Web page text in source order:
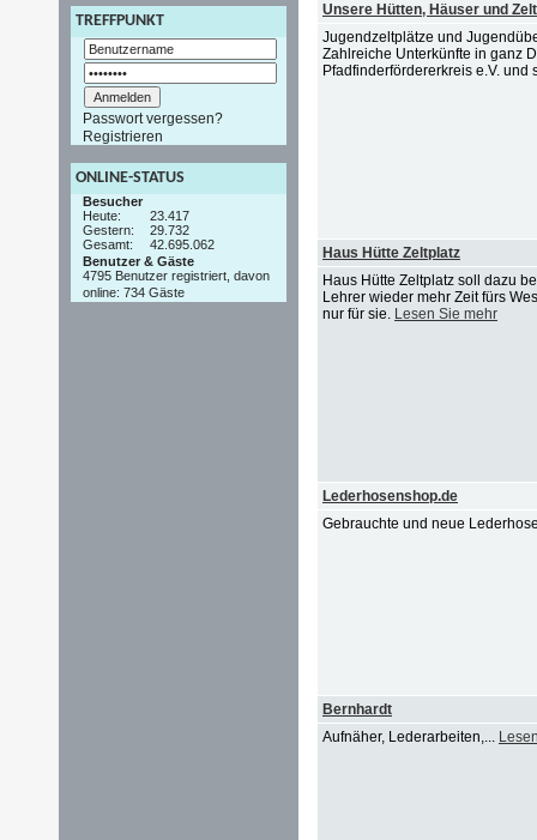
TREFFPUNKT
Passwort vergessen?
Registrieren
ONLINE-STATUS
Besucher
Heute:
23.417
Gestern:
29.732
Gesamt:
42.695.062
Benutzer & Gäste
4795 Benutzer registriert, davon
online: 734 Gäste
Unsere Hütten, Häuser und
Jugendzeltplätze und
Zahlreiche Unterkünfte in ganz
Pfadfinderfördererkreis e.V.
Haus Hütte Zeltplatz
Haus Hütte Zeltplatz soll dazu
Lehrer wieder mehr Zeit fürs
nur für sie. Lesen Sie mehr
Lederhosenshop.de
Gebrauchte und neue
Bernhardt
Aufnäher, Lederarbeiten,...